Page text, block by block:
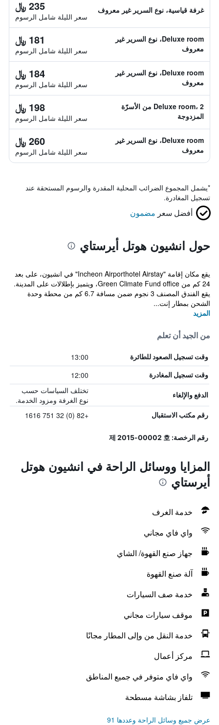
غرفة قياسية، نوع السرير غير معروف 235 ﷼
سعر الليلة شامل الرسوم
Deluxe room، نوع السرير غير
معروف
181 ﷼
سعر الليلة شامل الرسوم
Deluxe room، نوع السرير غير
معروف
184 ﷼
سعر الليلة شامل الرسوم
Deluxe room، 2 من الأسرّة
المزدوجة
198 ﷼
سعر الليلة شامل الرسوم
Deluxe room، نوع السرير غير
معروف
260 ﷼
سعر الليلة شامل الرسوم
*يشمل المجموع الضرائب المحلية المقدرة والرسوم المستحقة عند
تسجيل المغادرة.
أفضل سعر مضمون
حول انشيون هوتل أيرستاي
يقع مكان إقامة "Incheon Airporthotel Airstay" في انشيون، على بعد
24 كم من Green Climate Fund office، ويتميز بإطلالات على المدينة.
يقع الفندق المصنف 3 نجوم ضمن مسافة 6.7 كم من محطة وحدة
الشحن بمطار إنت...
المزيد
من الجيد أن تعلم
وقت تسجيل الصعود للطائرة 13:00
وقت تسجيل المغادرة 12:00
الدفع والإلغاء
تختلف السياسات حسب
نوع الغرفة ومزود الخدمة.
رقم مكتب الاستقبال +82 (0) 32 751 1616
رقم الرخصة: 제 2015-00002 호
المزايا ووسائل الراحة في انشيون هوتل
أيرستاي
خدمة الغرف
واي فاي مجاني
جهاز صنع القهوة/ الشاي
آلة صنع القهوة
خدمة صف السيارات
موقف سيارات مجاني
خدمة النقل من وإلى المطار مجانًا
مركز أعمال
واي فاي متوفر في جميع المناطق
تلفاز بشاشة مسطحة
عرض جميع وسائل الراحة وعددها 91